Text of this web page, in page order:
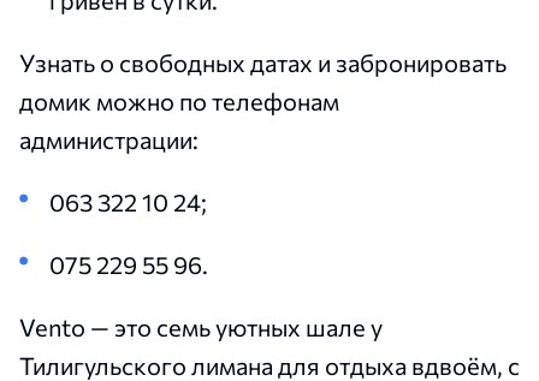
Узнать о свободных датах и забронировать
домик можно по телефонам
администрации:
063 322 10 24;
075 229 55 96.
Vento — это семь уютных шале у
Тилигульского лимана для отдыха вдвоём, с